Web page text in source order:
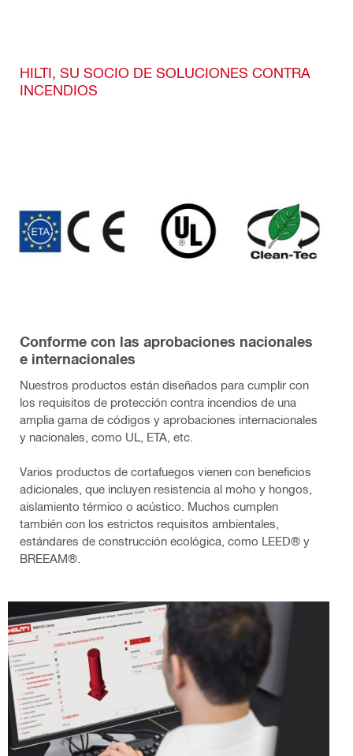
HILTI, SU SOCIO DE SOLUCIONES CONTRA
INCENDIOS
Conforme con las aprobaciones nacionales
e internacionales
Nuestros productos están diseñados para cumplir con
los requisitos de protección contra incendios de una
amplia gama de códigos y aprobaciones internacionales
y nacionales, como UL, ETA, etc.
Varios productos de cortafuegos vienen con beneficios
adicionales, que incluyen resistencia al moho y hongos,
aislamiento térmico o acústico. Muchos cumplen
también con los estrictos requisitos ambientales,
estándares de construcción ecológica, como LEED® y
BREEAM®.